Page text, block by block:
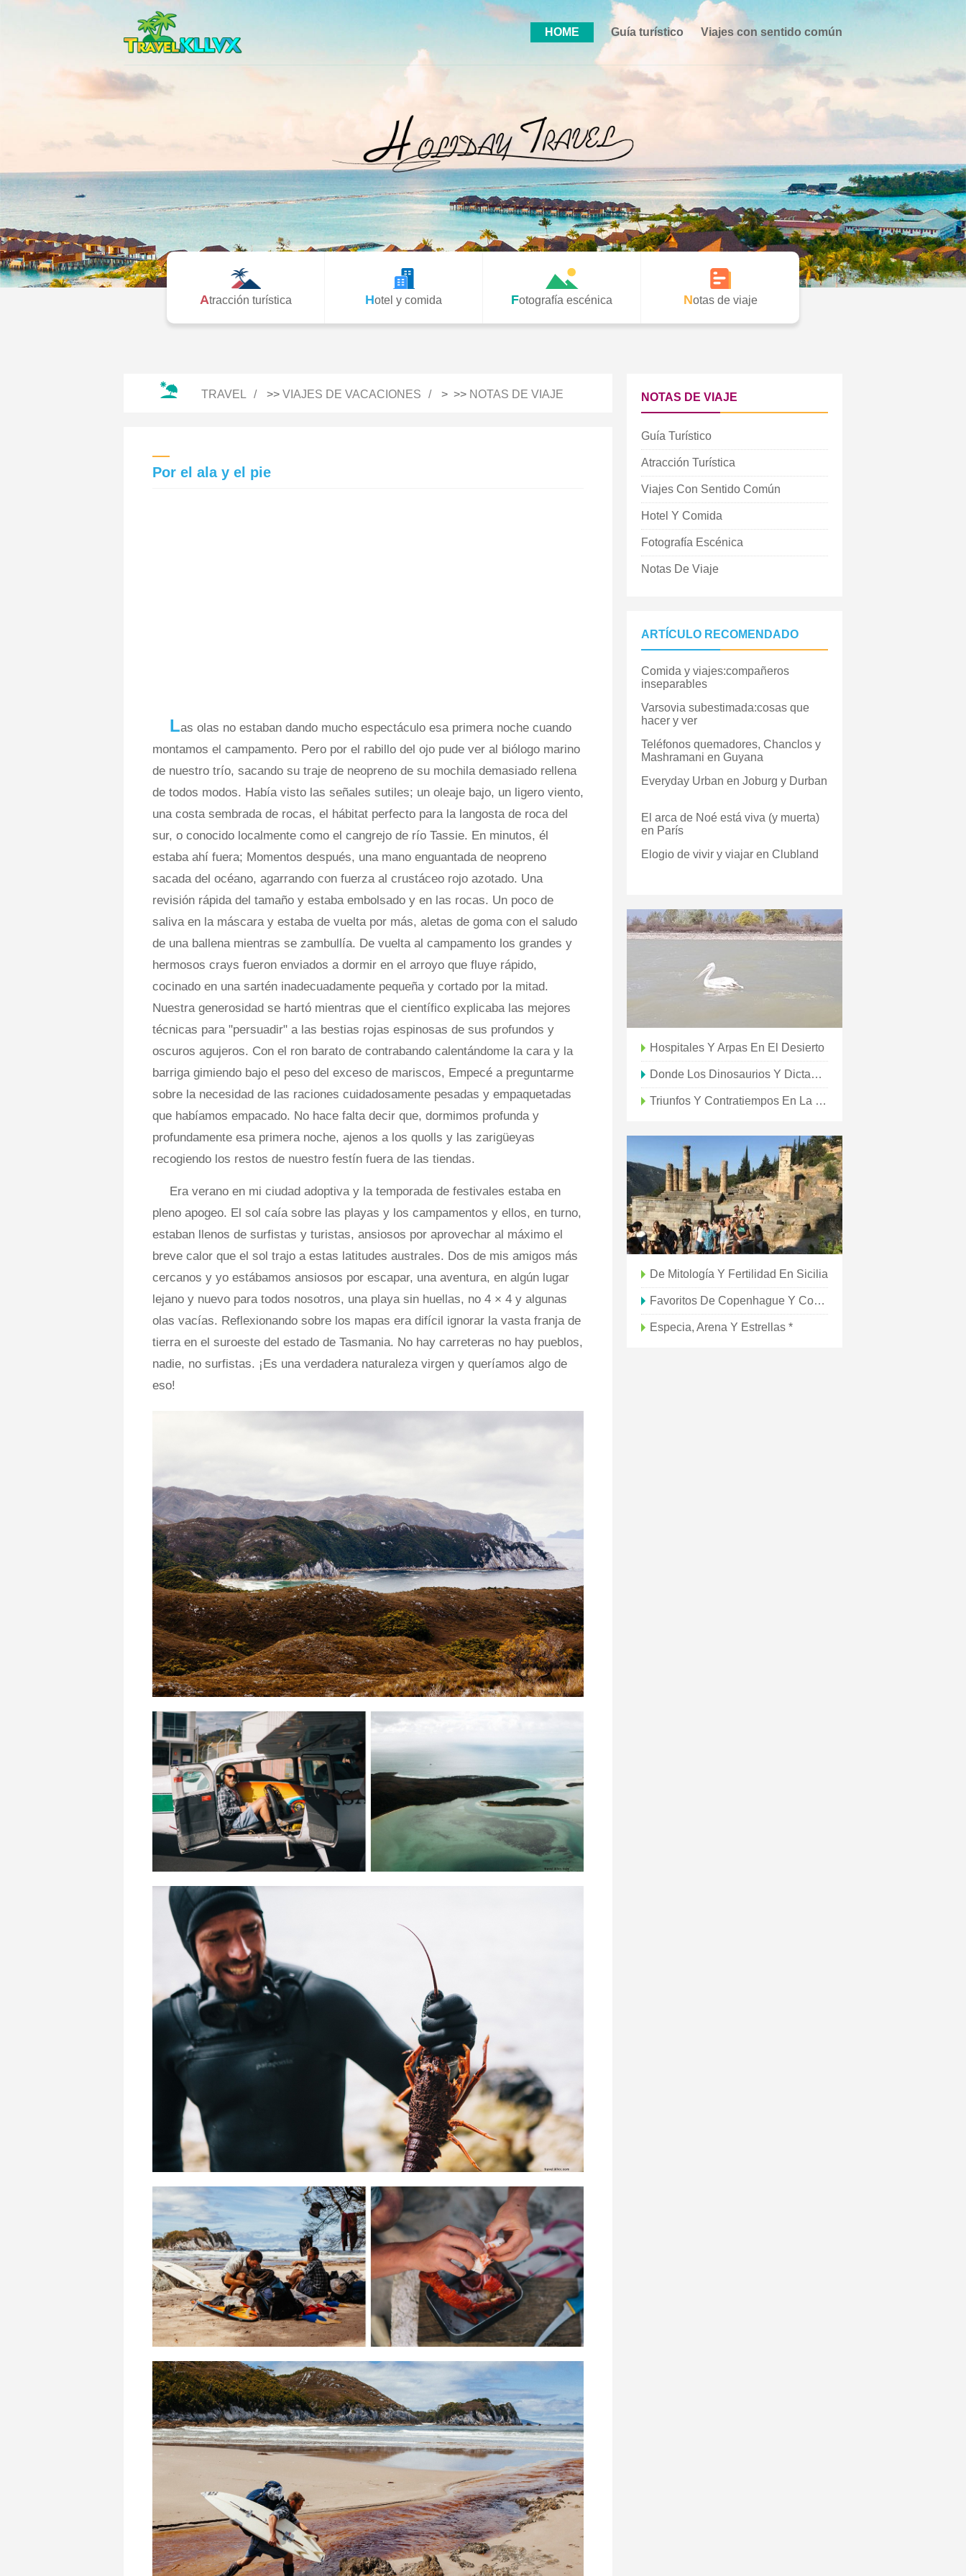
HOME Guía turístico Viajes con sentido común
Atracción turística Hotel y comida Fotografía escénica Notas de viaje
TRAVEL >> VIAJES DE VACACIONES > >> NOTAS DE VIAJE
Por el ala y el pie
Las olas no estaban dando mucho espectáculo esa primera noche cuando
montamos el campamento. Pero por el rabillo del ojo pude ver al biólogo marino
de nuestro trío, sacando su traje de neopreno de su mochila demasiado rellena
de todos modos. Había visto las señales sutiles; un oleaje bajo, un ligero viento,
una costa sembrada de rocas, el hábitat perfecto para la langosta de roca del
sur, o conocido localmente como el cangrejo de río Tassie. En minutos, él
estaba ahí fuera; Momentos después, una mano enguantada de neopreno
sacada del océano, agarrando con fuerza al crustáceo rojo azotado. Una
revisión rápida del tamaño y estaba embolsado y en las rocas. Un poco de
saliva en la máscara y estaba de vuelta por más, aletas de goma con el saludo
de una ballena mientras se zambullía. De vuelta al campamento los grandes y
hermosos crays fueron enviados a dormir en el arroyo que fluye rápido,
cocinado en una sartén inadecuadamente pequeña y cortado por la mitad.
Nuestra generosidad se hartó mientras que el científico explicaba las mejores
técnicas para "persuadir" a las bestias rojas espinosas de sus profundos y
oscuros agujeros. Con el ron barato de contrabando calentándome la cara y la
barriga gimiendo bajo el peso del exceso de mariscos, Empecé a preguntarme
sobre la necesidad de las raciones cuidadosamente pesadas y empaquetadas
que habíamos empacado. No hace falta decir que, dormimos profunda y
profundamente esa primera noche, ajenos a los quolls y las zarigüeyas
recogiendo los restos de nuestro festín fuera de las tiendas.
Era verano en mi ciudad adoptiva y la temporada de festivales estaba en
pleno apogeo. El sol caía sobre las playas y los campamentos y ellos, en turno,
estaban llenos de surfistas y turistas, ansiosos por aprovechar al máximo el
breve calor que el sol trajo a estas latitudes australes. Dos de mis amigos más
cercanos y yo estábamos ansiosos por escapar, una aventura, en algún lugar
lejano y nuevo para todos nosotros, una playa sin huellas, no 4 × 4 y algunas
olas vacías. Reflexionando sobre los mapas era difícil ignorar la vasta franja de
tierra en el suroeste del estado de Tasmania. No hay carreteras no hay pueblos,
nadie, no surfistas. ¡Es una verdadera naturaleza virgen y queríamos algo de
eso!
NOTAS DE VIAJE
Guía Turístico
Atracción Turística
Viajes Con Sentido Común
Hotel Y Comida
Fotografía Escénica
Notas De Viaje
ARTÍCULO RECOMENDADO
Comida y viajes:compañeros
inseparables
Varsovia subestimada:cosas que
hacer y ver
Teléfonos quemadores, Chanclos y
Mashramani en Guyana
Everyday Urban en Joburg y Durban
El arca de Noé está viva (y muerta)
en París
Elogio de vivir y viajar en Clubland
Hospitales Y Arpas En El Desierto
Donde Los Dinosaurios Y Dictadores Van De Fiesta
Triunfos Y Contratiempos En La Carretera De Circunvalación De Icelands
De Mitología Y Fertilidad En Sicilia
Favoritos De Copenhague Y Consejos Para Recordar
Especia, Arena Y Estrellas *